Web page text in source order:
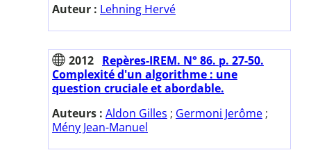
Auteur : Lehning Hervé
2012 Repères-IREM. N° 86. p. 27-50.
Complexité d'un algorithme : une
question cruciale et abordable.
Auteurs : Aldon Gilles ; Germoni Jerôme ;
Mény Jean-Manuel